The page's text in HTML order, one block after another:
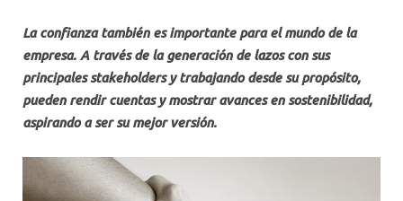
La confianza también es importante para el mundo de la
empresa. A través de la generación de lazos con sus
principales stakeholders y trabajando desde su propósito,
pueden rendir cuentas y mostrar avances en sostenibilidad,
aspirando a ser su mejor versión.